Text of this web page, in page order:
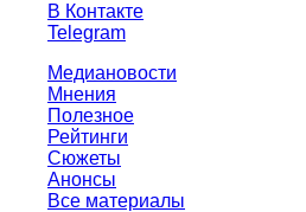
В Контакте
Telegram
Медиановости
Мнения
Полезное
Рейтинги
Сюжеты
Анонсы
Все материалы